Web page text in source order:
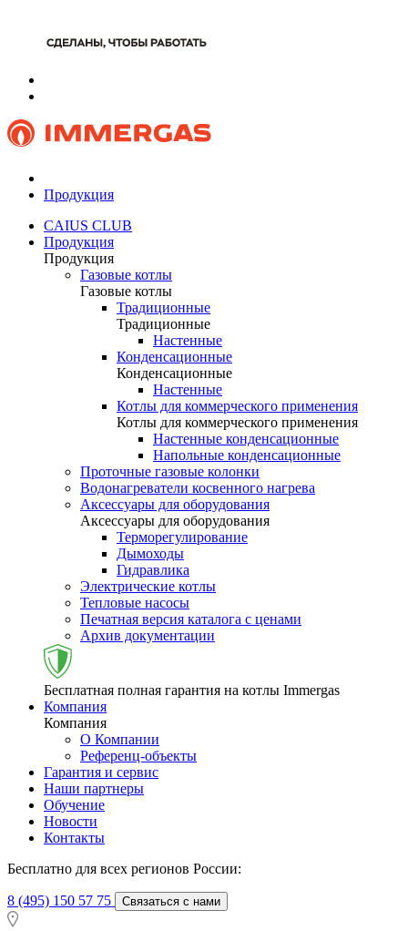
Продукция
CAIUS CLUB
Продукция
Продукция
Газовые котлы
Газовые котлы
Традиционные
Традиционные
Настенные
Конденсационные
Конденсационные
Настенные
Котлы для коммерческого применения
Котлы для коммерческого применения
Настенные конденсационные
Напольные конденсационные
Проточные газовые колонки
Водонагреватели косвенного нагрева
Аксессуары для оборудования
Аксессуары для оборудования
Терморегулирование
Дымоходы
Гидравлика
Электрические котлы
Тепловые насосы
Печатная версия каталога с ценами
Архив документации
Бесплатная полная гарантия на котлы Immergas
Компания
Компания
О Компании
Референц-объекты
Гарантия и сервис
Наши партнеры
Обучение
Новости
Контакты
Бесплатно для всех регионов России:
8 (495) 150 57 75 Связаться с нами